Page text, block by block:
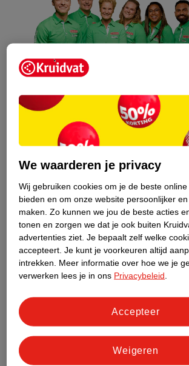
Kruidvat is een erkend specialist in
zelfzorg, ook online. Wat je
gezondheidsvraag ook is, stel hem aan
Stel je gezondheidsvraag
Ook in deze winkel
Kruidvat.nl ophaalpunt
Laat je bestelling snel en gemakkelijk
Kruidvat is een gecertificeerd drogist.
We waarderen je privacy
Wij gebruiken cookies om je de beste
bieden en om onze website persoonlijker
maken. Zo kunnen we jou de beste acties
tonen en zorgen we dat je ook buiten
advertenties ziet. Je bepaalt zelf welke
accepteert. Je kunt je voorkeuren altijd
intrekken.
Meer informatie over hoe we je
verwerken lees je in ons Privacybeleid
Weigeren
Accepteer